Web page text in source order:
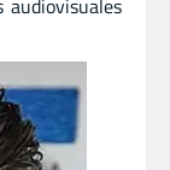
audiovisuales